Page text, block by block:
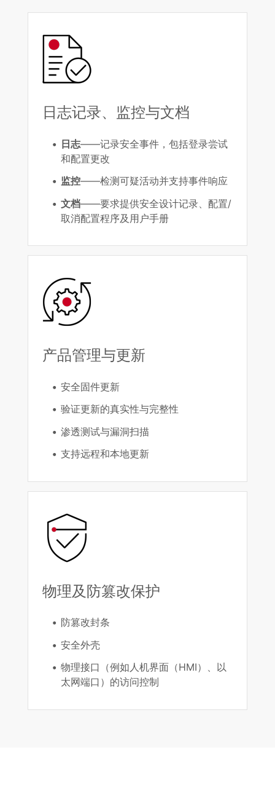
日志记录、监控与文档
日志——记录安全事件，包括登录尝试
和配置更改
监控——检测可疑活动并支持事件响应
文档——要求提供安全设计记录、配置/
取消配置程序及用户手册
产品管理与更新
安全固件更新
验证更新的真实性与完整性
渗透测试与漏洞扫描
支持远程和本地更新
物理及防篡改保护
防篡改封条
安全外壳
物理接口（例如人机界面（HMI）、以
太网端口）的访问控制